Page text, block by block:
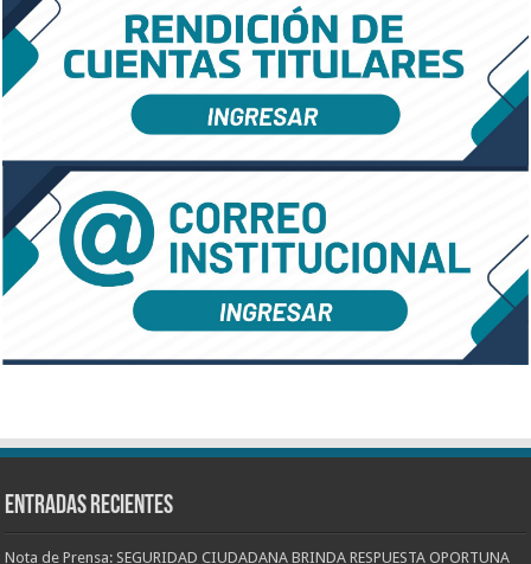
Entradas recientes
Nota de Prensa: SEGURIDAD CIUDADANA BRINDA RESPUESTA OPORTUNA